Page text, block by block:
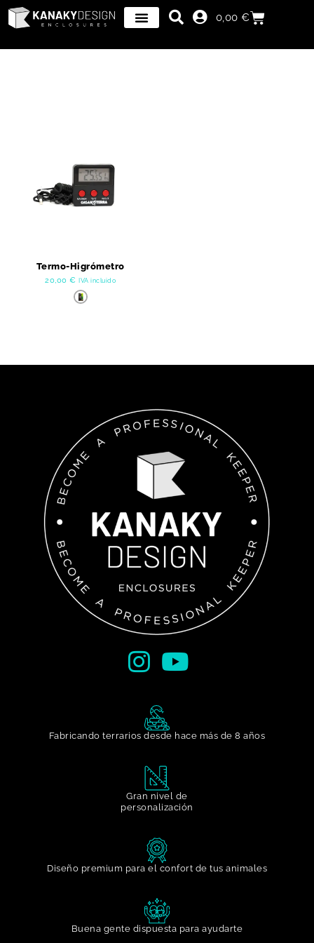
0,00€
Termo-Higrómetro
20,00 € IVA incluido
Fabricando terrarios desde hace más de 8 años
Gran nivel de
personalización​
Diseño premium para el confort de tus animales
Buena gente dispuesta para ayudarte​